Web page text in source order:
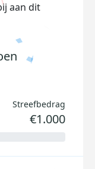
aan dit
Streefbedrag
€1.000